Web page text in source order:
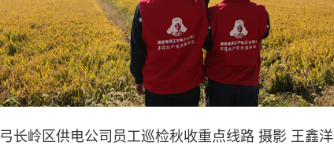
弓长岭区供电公司员工巡检秋收重点线路 摄影 王鑫洋